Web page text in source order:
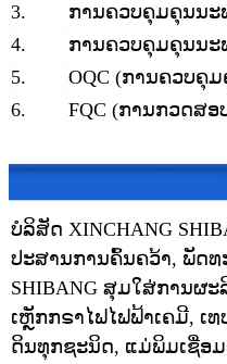
3.
ການຄວບຄຸມຄຸນນະ
4.
ການຄວບຄຸມຄຸນນ
5.
OQC (ການຄວບຄຸ
6.
FQC (ການກວດສ
ບໍລິສັດ XINCHANG
ປະສານການຄົ້ນຄວ້າ, ພັດ
SHIBANG ສຸມໃສ່ການຜ
ເຫຼັກກຣາໄຟໄຟຟ້າເຄມີ, ເ
ດິນທຸກຊະນິດ, ແມ່ພິມເຊື່ອ